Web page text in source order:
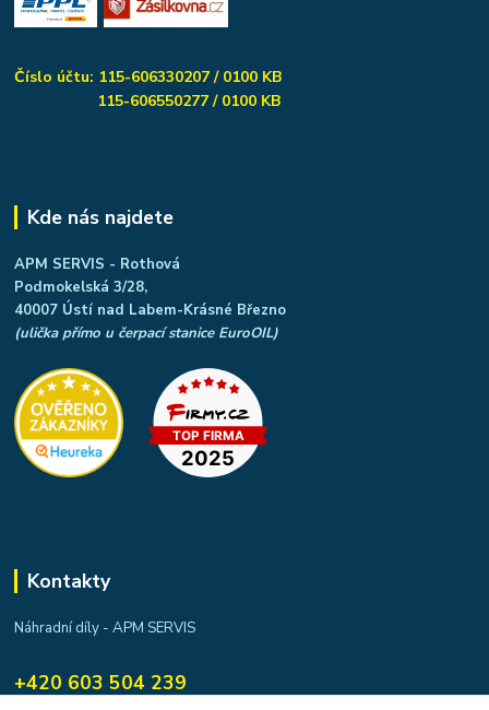
Číslo účtu: 115-606330207 / 0100 KB
115-606550277 / 0100 KB
Kde nás najdete
APM SERVIS - Rothová
Podmokelská 3/28,
40007 Ústí nad Labem-Krásné Březno
(ulička přímo u čerpací stanice EuroOIL)
Kontakty
Náhradní díly - APM SERVIS
+420 603 504 239